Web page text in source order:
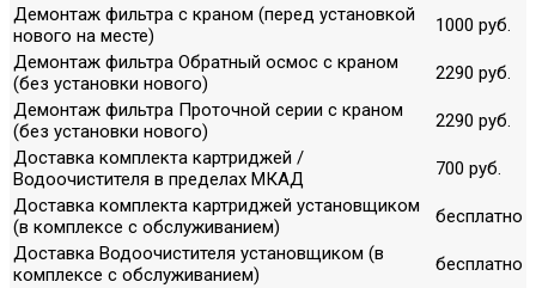
Демонтаж фильтра с краном (перед установкой
нового на месте)
1000 руб.
Демонтаж фильтра Обратный осмос с краном
(без установки нового)
2290 руб.
Демонтаж фильтра Проточной серии с краном
(без установки нового)
2290 руб.
Доставка комплекта картриджей /
Водоочистителя в пределах МКАД
700 руб.
Доставка комплекта картриджей установщиком
(в комплексе с обслуживанием)
бесплатно
Доставка Водоочистителя установщиком (в
комплексе с обслуживанием)
бесплатно